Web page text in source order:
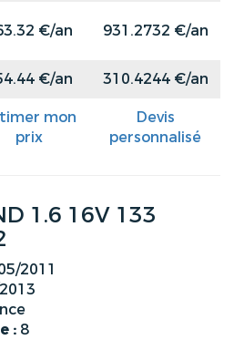
€/an 931.2732 €/an
€/an 310.4244 €/an
mon
prix
Devis
personnalisé
1.6 16V 133
2011
: 8